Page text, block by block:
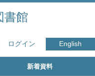
書館
ログイン English
新着資料